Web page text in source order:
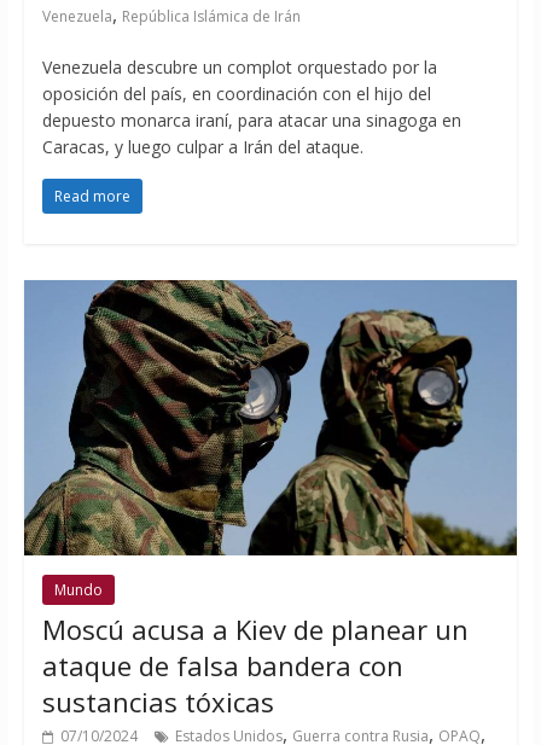
Venezuela, República Islámica de Irán
Venezuela descubre un complot orquestado por la
oposición del país, en coordinación con el hijo del
depuesto monarca iraní, para atacar una sinagoga en
Caracas, y luego culpar a Irán del ataque.
Read more
Mundo
Moscú acusa a Kiev de planear un
ataque de falsa bandera con
sustancias tóxicas
07/10/2024 Estados Unidos, Guerra contra Rusia, OPAQ,